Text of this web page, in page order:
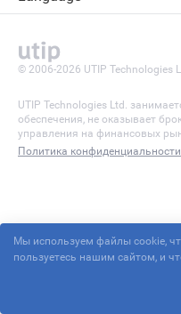
Мы используем файлы cookie,
пользуетесь нашим сайтом, и
© 2006-2026 UTIP Technologies
UTIP Technologies Ltd.
обеспечения, не оказывает
управления на финансовых
Политика конфиденциальности